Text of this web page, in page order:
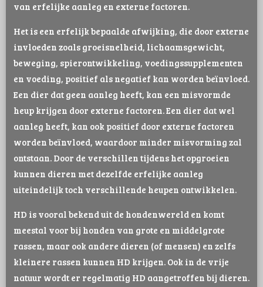
van erfelijke aanleg en externe factoren.
Het is een erfelijk bepaalde afwijking, die door externe
invloeden zoals groeisnelheid, lichaamsgewicht,
beweging, spierontwikkeling, voedingssupplementen
en voeding, positief als negatief kan worden beïnvloed.
Een dier dat geen aanleg heeft, kan een misvormde
heup krijgen door externe factoren. Een dier dat wel
aanleg heeft, kan ook positief door externe factoren
worden beïnvloed, waardoor minder misvorming zal
ontstaan. Door de verschillen tijdens het opgroeien
kunnen dieren met dezelfde erfelijke aanleg
uiteindelijk toch verschillende heupen ontwikkelen.
HD is vooral bekend uit de hondenwereld en komt
meestal voor bij honden van grote en middelgrote
rassen, maar ook andere dieren (of mensen) en zelfs
kleinere rassen kunnen HD krijgen. Ook in de vrije
natuur wordt er regelmatig HD aangetroffen bij dieren.